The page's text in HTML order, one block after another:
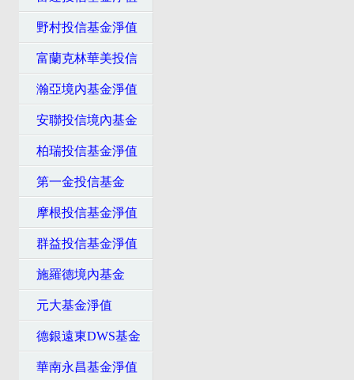
野村投信基金淨值
富蘭克林華美投信
瀚亞境內基金淨值
安聯投信境內基金
柏瑞投信基金淨值
第一金投信基金
摩根投信基金淨值
群益投信基金淨值
施羅德境內基金
元大基金淨值
德銀遠東DWS基金
華南永昌基金淨值